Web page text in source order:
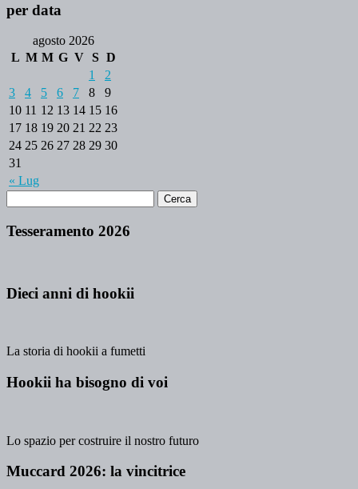
per data
agosto 2026
L M M G V S D
« Lug
1
2
3
4 5 6 7 8
9
10 11 12 13 14 15 16
17 18 19 20 21 22 23
24 25 26 27 28 29 30
31
Tesseramento 2026
Dieci anni di hookii
La storia di hookii a fumetti
Hookii ha bisogno di voi
Lo spazio per costruire il nostro futuro
Muccard 2026: la vincitrice